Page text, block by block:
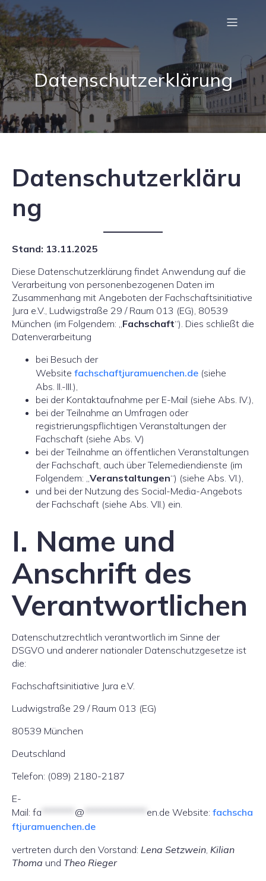
Datenschutzerklärung
Datenschutzerkläru
ng
Stand: 13.11.2025
Diese Datenschutzerklärung findet Anwendung auf die
Verarbeitung von personenbezogenen Daten im
Zusammenhang mit Angeboten der Fachschaftsinitiative
Jura e.V., Ludwigstraße 29 / Raum 013 (EG), 80539
München (im Folgendem: „Fachschaft“). Dies schließt die
Datenverarbeitung
bei Besuch der
Website fachschaftjuramuenchen.de (siehe
Abs. II.-III.),
bei der Kontaktaufnahme per E-Mail (siehe Abs. IV.),
bei der Teilnahme an Umfragen oder
registrierungspflichtigen Veranstaltungen der
Fachschaft (siehe Abs. V)
bei der Teilnahme an öffentlichen Veranstaltungen
der Fachschaft, auch über Telemediendienste (im
Folgendem: „Veranstaltungen“) (siehe Abs. VI.),
und bei der Nutzung des Social-Media-Angebots
der Fachschaft (siehe Abs. VII.) ein.
I. Name und
Anschrift des
Verantwortlichen
Datenschutzrechtlich verantwortlich im Sinne der
DSGVO und anderer nationaler Datenschutzgesetze ist
die:
Fachschaftsinitiative Jura e.V.
Ludwigstraße 29 / Raum 013 (EG)
80539 München
Deutschland
Telefon: (089) 2180-2187
E-
Mail: fa @ en.de Website: fachscha
ftjuramuenchen.de
vertreten durch den Vorstand: Lena Setzwein, Kilian
Thoma und Theo Rieger